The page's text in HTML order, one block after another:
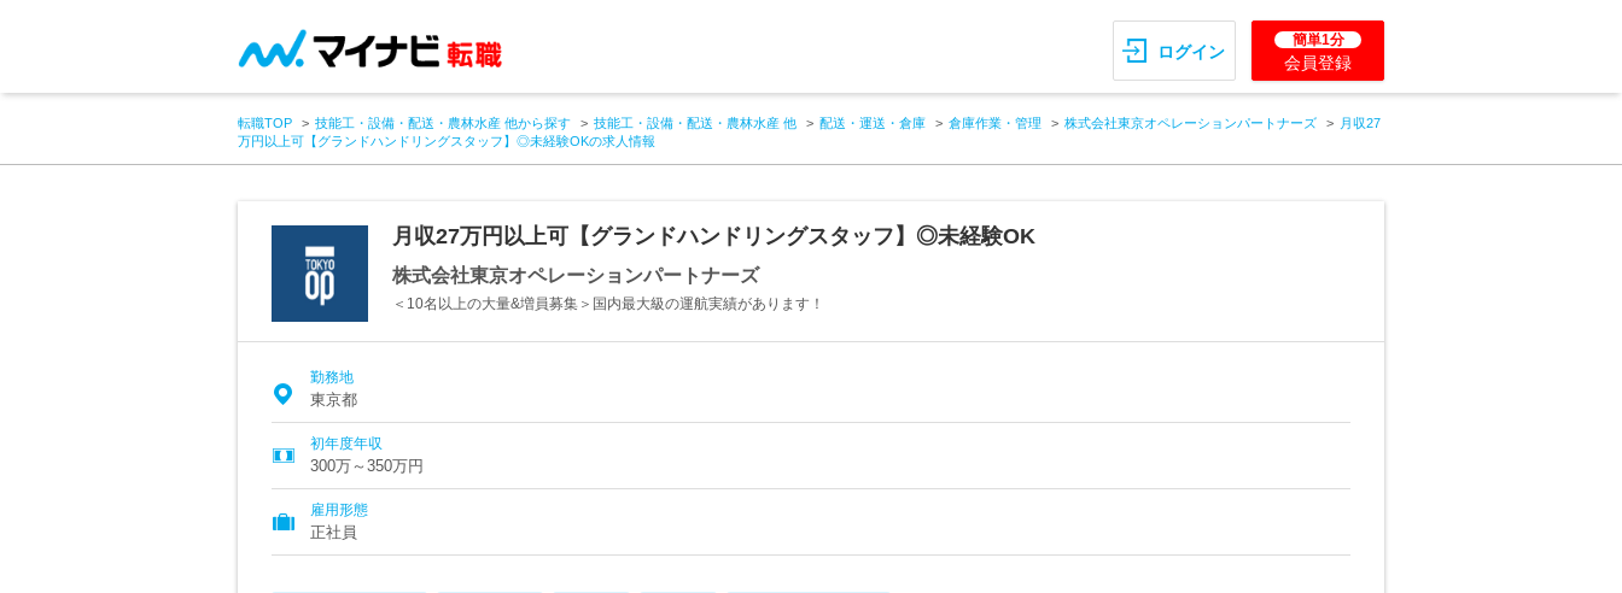
ログイン
簡単1分
会員登録
転職TOP 技能工・設備・配送・農林水産 他から探す 技能工・設備・配送・農林水産 他 配送・運送・倉庫 倉庫作業・管理 株式会社東京オペレーションパートナーズ
月収27
万円以上可【グランドハンドリングスタッフ】◎未経験OKの求人情報
月収27万円以上可【グランドハンドリングスタッフ】◎未経験OK
株式会社東京オペレーションパートナーズ
＜10名以上の大量&増員募集＞国内最大級の運航実績があります！
勤務地
東京都
初年度年収
300万～350万円
雇用形態
正社員